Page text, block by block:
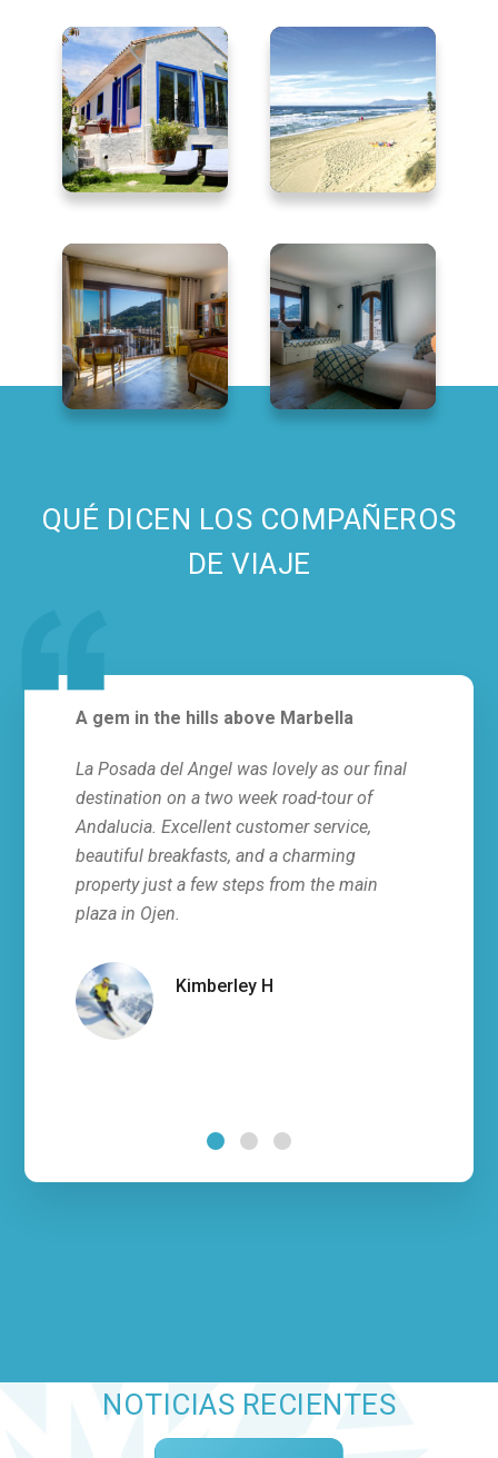
QUÉ DICEN LOS COMPAÑEROS
DE VIAJE
A gem in the hills above Marbella
La Posada del Angel was lovely as our final
destination on a two week road-tour of
Andalucia. Excellent customer service,
beautiful breakfasts, and a charming
property just a few steps from the main
plaza in Ojen.
Kimberley H
NOTICIAS RECIENTES